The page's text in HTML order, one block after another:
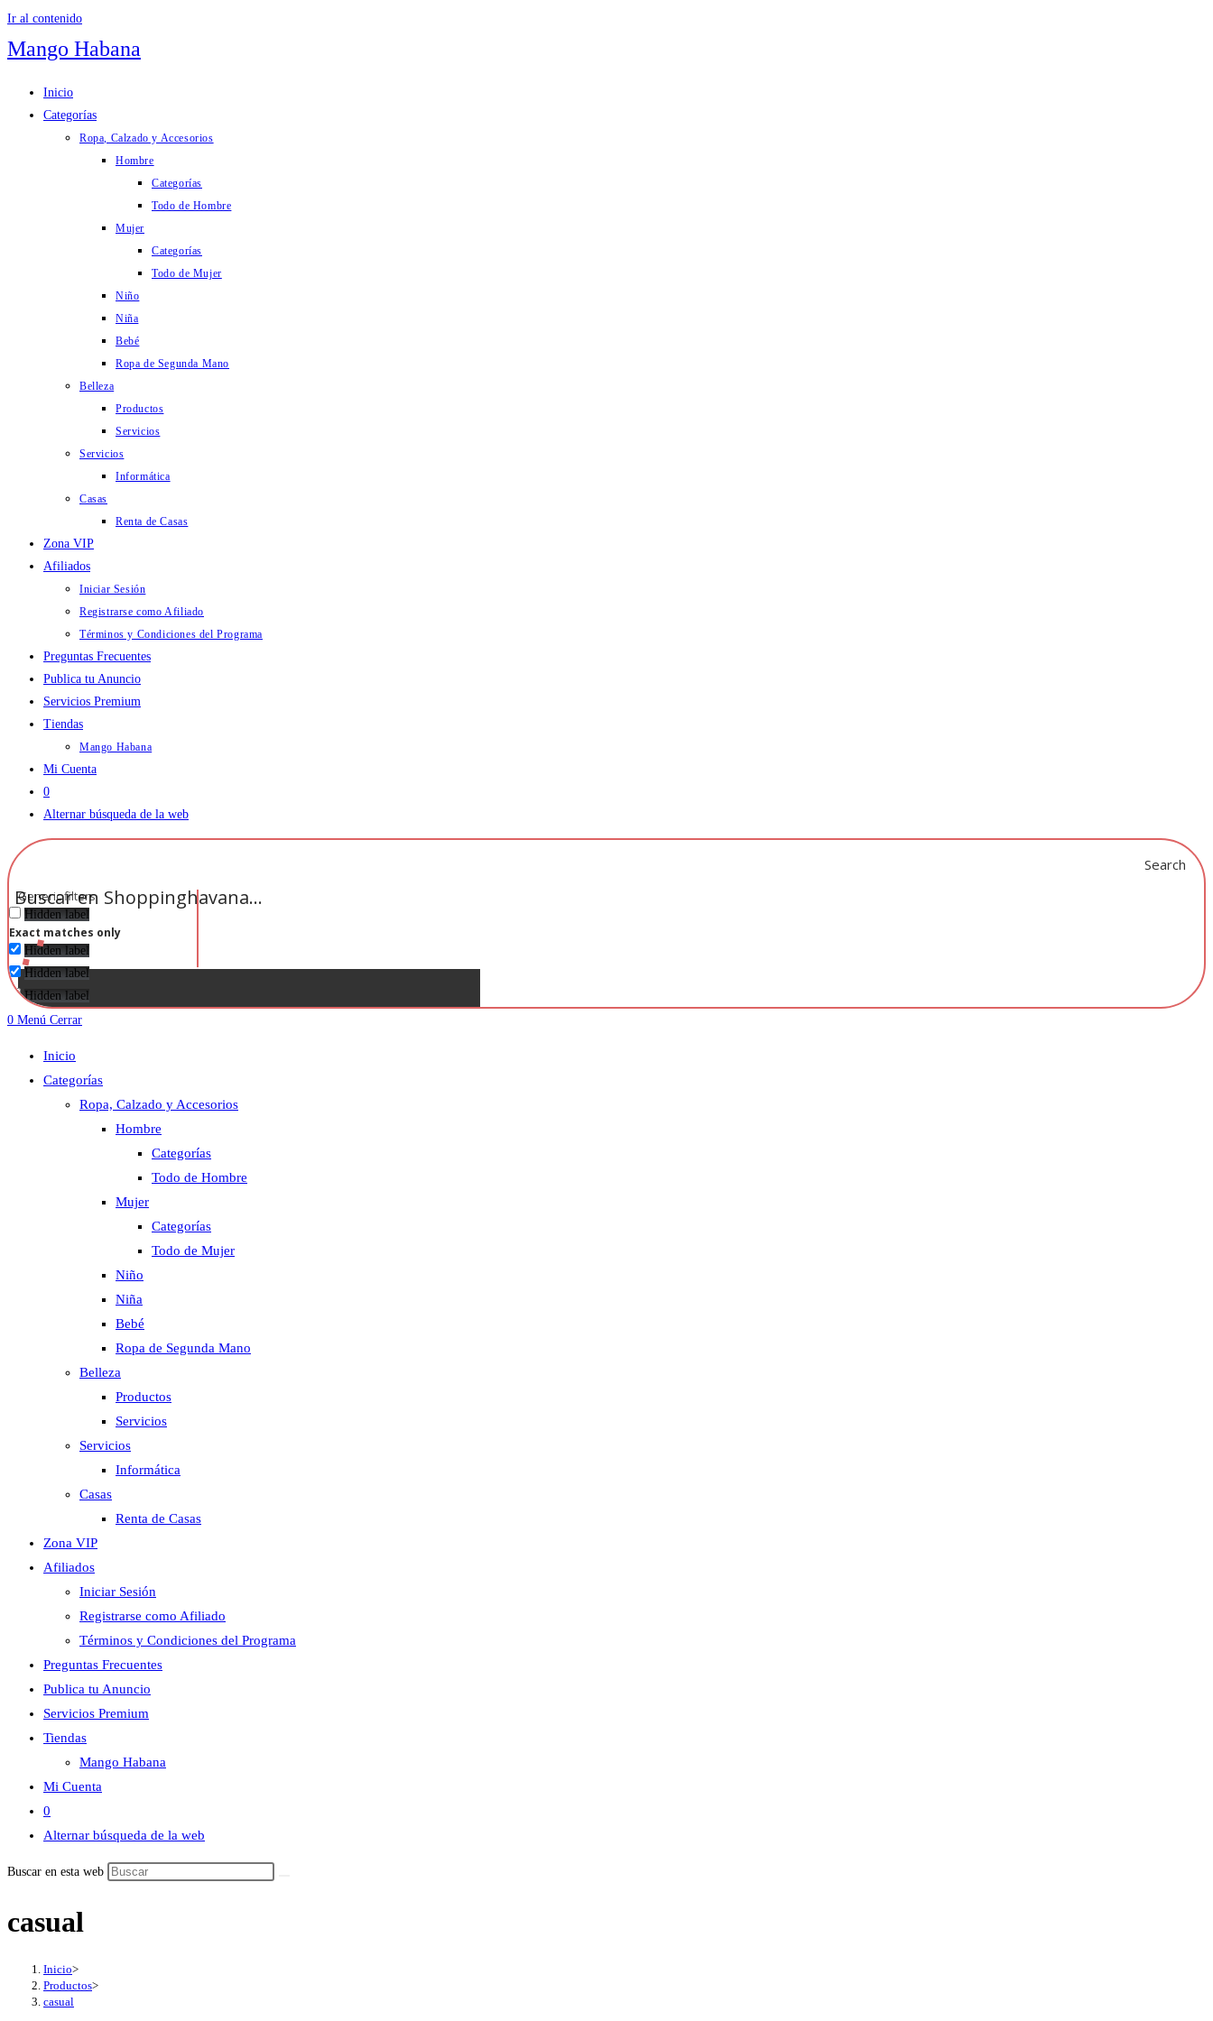
Ir al contenido
Mango Habana
Inicio
Categorías
Ropa, Calzado y Accesorios
Hombre
Categorías
Todo de Hombre
Mujer
Categorías
Todo de Mujer
Niño
Niña
Bebé
Ropa de Segunda Mano
Belleza
Productos
Servicios
Servicios
Informática
Casas
Renta de Casas
Zona VIP
Afiliados
Iniciar Sesión
Registrarse como Afiliado
Términos y Condiciones del Programa
Preguntas Frecuentes
Publica tu Anuncio
Servicios Premium
Tiendas
Mango Habana
Mi Cuenta
0
Alternar búsqueda de la web
Search
Generic filters
Hidden label
Exact matches only
Hidden label
Hidden label
Hidden label
0 Menú Cerrar
Inicio
Categorías
Ropa, Calzado y Accesorios
Hombre
Categorías
Todo de Hombre
Mujer
Categorías
Todo de Mujer
Niño
Niña
Bebé
Ropa de Segunda Mano
Belleza
Productos
Servicios
Servicios
Informática
Casas
Renta de Casas
Zona VIP
Afiliados
Iniciar Sesión
Registrarse como Afiliado
Términos y Condiciones del Programa
Preguntas Frecuentes
Publica tu Anuncio
Servicios Premium
Tiendas
Mango Habana
Mi Cuenta
0
Alternar búsqueda de la web
Buscar en esta web
casual
Inicio>
Productos>
casual